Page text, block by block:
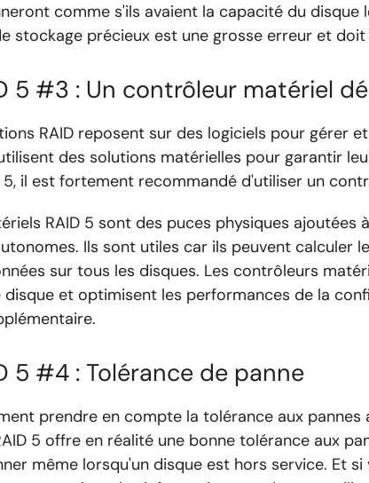
comme s'ils avaient la capacité du disque
stockage précieux est une grosse erreur et
5 #3 : Un contrôleur matériel
RAID reposent sur des logiciels pour gérer
des solutions matérielles pour garantir
5, il est fortement recommandé d'utiliser un
RAID 5 sont des puces physiques ajoutées
Ils sont utiles car ils peuvent calculer
sur tous les disques. Les contrôleurs
disque et optimisent les performances de la
5 #4 : Tolérance de panne
prendre en compte la tolérance aux
5 offre en réalité une bonne tolérance aux
même lorsqu'un disque est hors service. Et si